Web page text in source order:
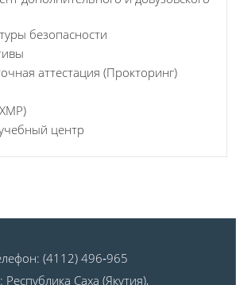
безопасности
аттестация (Прокторинг)
центр
(4112) 496‑965
Республика Саха (Якутия),